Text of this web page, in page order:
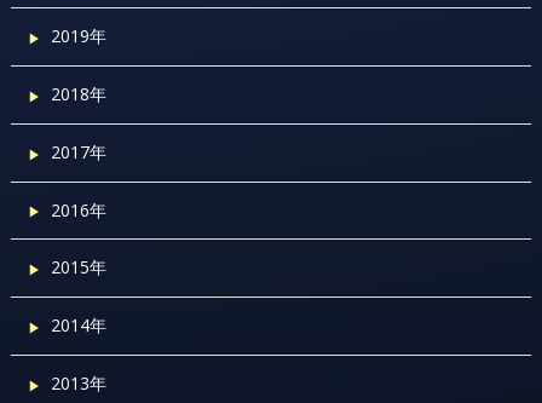
2019年
2018年
2017年
2016年
2015年
2014年
2013年